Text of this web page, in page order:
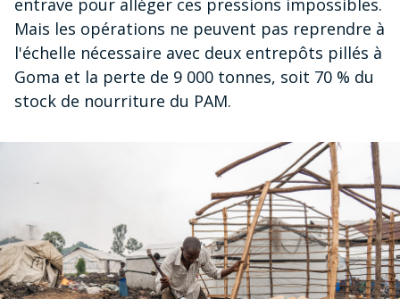
Mais les opérations ne peuvent pas reprendre à
l'échelle nécessaire avec deux entrepôts pillés à
Goma et la perte de 9 000 tonnes, soit 70 % du
stock de nourriture du PAM.